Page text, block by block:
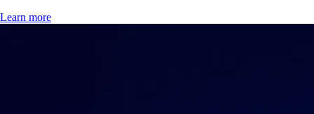
Learn more